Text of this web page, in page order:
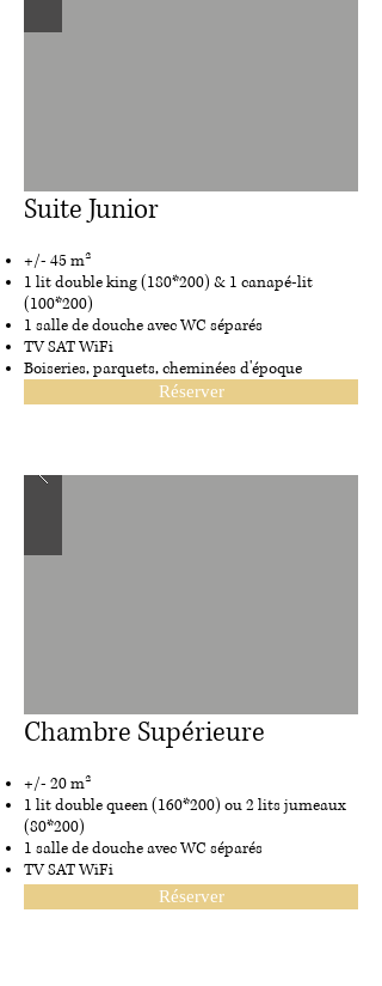
Suite Junior
+/- 45 m²
1 lit double king (180*200) & 1 canapé-lit
(100*200)
1 salle de douche avec WC séparés
TV SAT WiFi
Boiseries, parquets, cheminées d'époque
Réserver
Chambre Supérieure
+/- 20 m²
1 lit double queen (160*200) ou 2 lits jumeaux
(80*200)
1 salle de douche avec WC séparés
TV SAT WiFi
Réserver